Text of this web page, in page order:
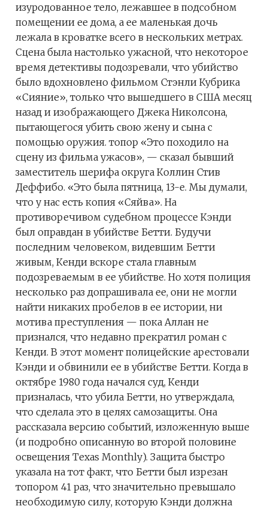
изуродованное тело, лежавшее в подсобном
помещении ее дома, а ее маленькая дочь
лежала в кроватке всего в нескольких метрах.
Сцена была настолько ужасной, что некоторое
время детективы подозревали, что убийство
было вдохновлено фильмом Стэнли Кубрика
«Сияние», только что вышедшего в США месяц
назад и изображающего Джека Николсона,
пытающегося убить свою жену и сына с
помощью оружия. топор «Это походило на
сцену из фильма ужасов», — сказал бывший
заместитель шерифа округа Коллин Стив
Деффибо. «Это была пятница, 13-е. Мы думали,
что у нас есть копия «Сяйва». На
противоречивом судебном процессе Кэнди
был оправдан в убийстве Бетти. Будучи
последним человеком, видевшим Бетти
живым, Кенди вскоре стала главным
подозреваемым в ее убийстве. Но хотя полиция
несколько раз допрашивала ее, они не могли
найти никаких пробелов в ее истории, ни
мотива преступления — пока Аллан не
признался, что недавно прекратил роман с
Кенди. В этот момент полицейские арестовали
Кэнди и обвинили ее в убийстве Бетти. Когда в
октябре 1980 года начался суд, Кенди
призналась, что убила Бетти, но утверждала,
что сделала это в целях самозащиты. Она
рассказала версию событий, изложенную выше
(и подробно описанную во второй половине
освещения Texas Monthly). Защита быстро
указала на тот факт, что Бетти был изрезан
топором 41 раз, что значительно превышало
необходимую силу, которую Кэнди должна